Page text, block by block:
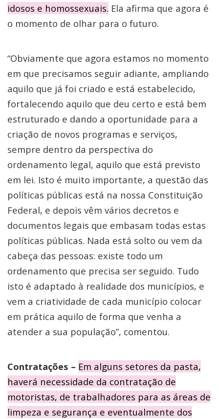
idosos e homossexuais. Ela afirma que agora é
o momento de olhar para o futuro.
“Obviamente que agora estamos no momento
em que precisamos seguir adiante, ampliando
aquilo que já foi criado e está estabelecido,
fortalecendo aquilo que deu certo e está bem
estruturado e dando a oportunidade para a
criação de novos programas e serviços,
sempre dentro da perspectiva do
ordenamento legal, aquilo que está previsto
em lei. Isto é muito importante, a questão das
políticas públicas está na nossa Constituição
Federal, e depois vêm vários decretos e
documentos legais que embasam todas estas
políticas públicas. Nada está solto ou vem da
cabeça das pessoas: existe todo um
ordenamento que precisa ser seguido. Tudo
isto é adaptado à realidade dos municípios, e
vem a criatividade de cada município colocar
em prática aquilo de forma que venha a
atender a sua população”, comentou.
Contratações – Em alguns setores da pasta,
haverá necessidade da contratação de
motoristas, de trabalhadores para as áreas de
limpeza e segurança e eventualmente dos